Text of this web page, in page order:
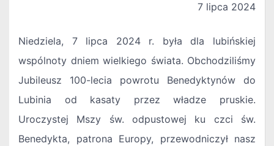
7 lipca 2024
Niedziela, 7 lipca 2024 r. była dla lubińskiej
wspólnoty dniem wielkiego świata. Obchodziliśmy
Jubileusz 100-lecia powrotu Benedyktynów do
Lubinia od kasaty przez władze pruskie.
Uroczystej Mszy św. odpustowej ku czci św.
Benedykta, patrona Europy, przewodniczył nasz